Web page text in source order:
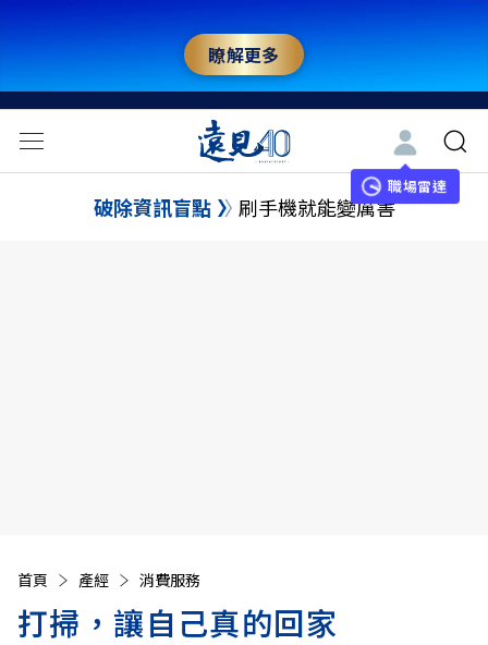
瞭解更多
職場雷達
破除資訊盲點 刷手機就能變厲害
首頁 產經 消費服務
打掃，讓自己真的回家